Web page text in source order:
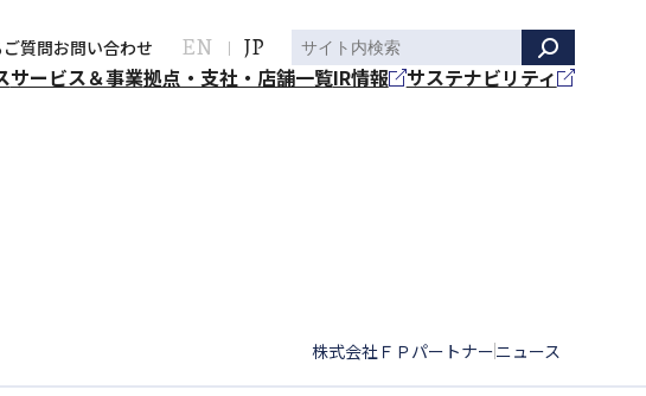
質問お問い合わせ EN JP
サービス＆事業拠点・支社・店舗一覧IR情報 サステナビリティ
株式会社ＦＰパートナー|
ニュース